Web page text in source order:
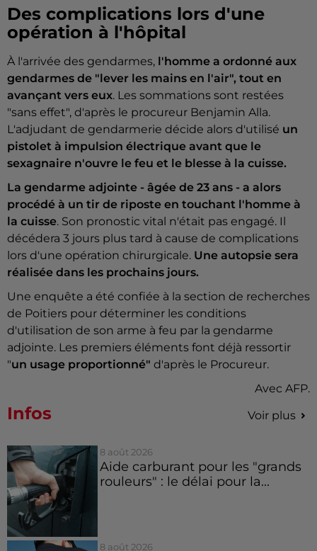
Des complications lors d'une
opération à l'hôpital
À l'arrivée des gendarmes, l'homme a ordonné aux
gendarmes de "lever les mains en l'air", tout en
avançant vers eux. Les sommations sont restées
"sans effet", d'après le procureur Benjamin Alla.
L'adjudant de gendarmerie décide alors d'utilisé un
pistolet à impulsion électrique avant que le
sexagnaire n'ouvre le feu et le blesse à la cuisse.
La gendarme adjointe - âgée de 23 ans - a alors
procédé à un tir de riposte en touchant l'homme à
la cuisse. Son pronostic vital n'était pas engagé. Il
décédera 3 jours plus tard à cause de complications
lors d'une opération chirurgicale. Une autopsie sera
réalisée dans les prochains jours.
Une enquête a été confiée à la section de recherches
de Poitiers pour déterminer les conditions
d'utilisation de son arme à feu par la gendarme
adjointe. Les premiers éléments font déjà ressortir
"un usage proportionné" d'après le Procureur.
Avec AFP.
Infos Voir plus
8 août 2026
Aide carburant pour les "grands
rouleurs" : le délai pour la...
8 août 2026